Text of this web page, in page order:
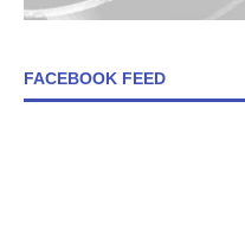
FACEBOOK FEED